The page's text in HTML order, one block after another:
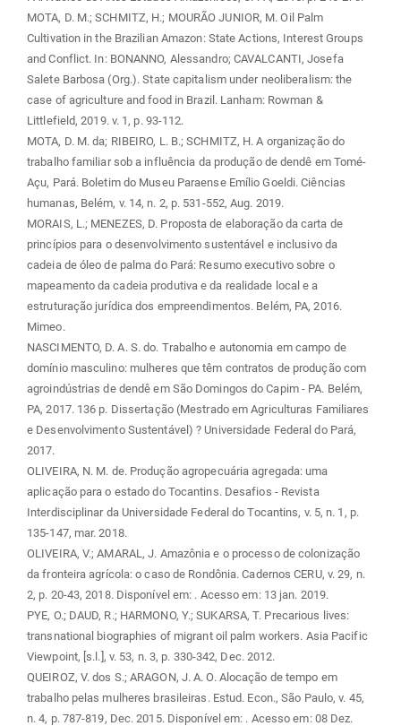
MOTA, D. M.; SCHMITZ, H.; MOURÃO JUNIOR, M. Oil Palm
Cultivation in the Brazilian Amazon: State Actions, Interest Groups
and Conflict. In: BONANNO, Alessandro; CAVALCANTI, Josefa
Salete Barbosa (Org.). State capitalism under neoliberalism: the
case of agriculture and food in Brazil. Lanham: Rowman &
Littlefield, 2019. v. 1, p. 93-112.
MOTA, D. M. da; RIBEIRO, L. B.; SCHMITZ, H. A organização do
trabalho familiar sob a influência da produção de dendê em Tomé-
Açu, Pará. Boletim do Museu Paraense Emílio Goeldi. Ciências
humanas, Belém, v. 14, n. 2, p. 531-552, Aug. 2019.
MORAIS, L.; MENEZES, D. Proposta de elaboração da carta de
princípios para o desenvolvimento sustentável e inclusivo da
cadeia de óleo de palma do Pará: Resumo executivo sobre o
mapeamento da cadeia produtiva e da realidade local e a
estruturação jurídica dos empreendimentos. Belém, PA, 2016.
Mimeo.
NASCIMENTO, D. A. S. do. Trabalho e autonomia em campo de
domínio masculino: mulheres que têm contratos de produção com
agroindústrias de dendê em São Domingos do Capim - PA. Belém,
PA, 2017. 136 p. Dissertação (Mestrado em Agriculturas Familiares
e Desenvolvimento Sustentável) ? Universidade Federal do Pará,
2017.
OLIVEIRA, N. M. de. Produção agropecuária agregada: uma
aplicação para o estado do Tocantins. Desafios - Revista
Interdisciplinar da Universidade Federal do Tocantins, v. 5, n. 1, p.
135-147, mar. 2018.
OLIVEIRA, V.; AMARAL, J. Amazônia e o processo de colonização
da fronteira agrícola: o caso de Rondônia. Cadernos CERU, v. 29, n.
2, p. 20-43, 2018. Disponível em: . Acesso em: 13 jan. 2019.
PYE, O.; DAUD, R.; HARMONO, Y.; SUKARSA, T. Precarious lives:
transnational biographies of migrant oil palm workers. Asia Pacific
Viewpoint, [s.l.], v. 53, n. 3, p. 330-342, Dec. 2012.
QUEIROZ, V. dos S.; ARAGON, J. A. O. Alocação de tempo em
trabalho pelas mulheres brasileiras. Estud. Econ., São Paulo, v. 45,
n. 4, p. 787-819, Dec. 2015. Disponível em: . Acesso em: 08 Dez.